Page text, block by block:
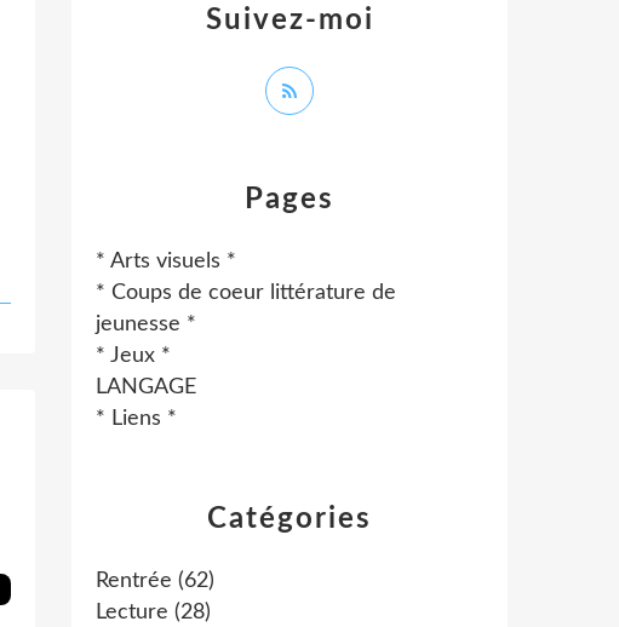
Catégories
Rentrée (62)
Lecture (28)
Pages
* Arts visuels *
* Coups de coeur littérature de
jeunesse *
* Jeux *
LANGAGE
* Liens *
Suivez-moi